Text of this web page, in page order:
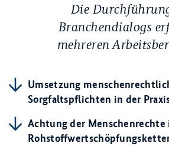
Die
Branchendialogs
mehreren
Umsetzung
Sorgfaltspflichten in der
Achtung der Menschenrechte